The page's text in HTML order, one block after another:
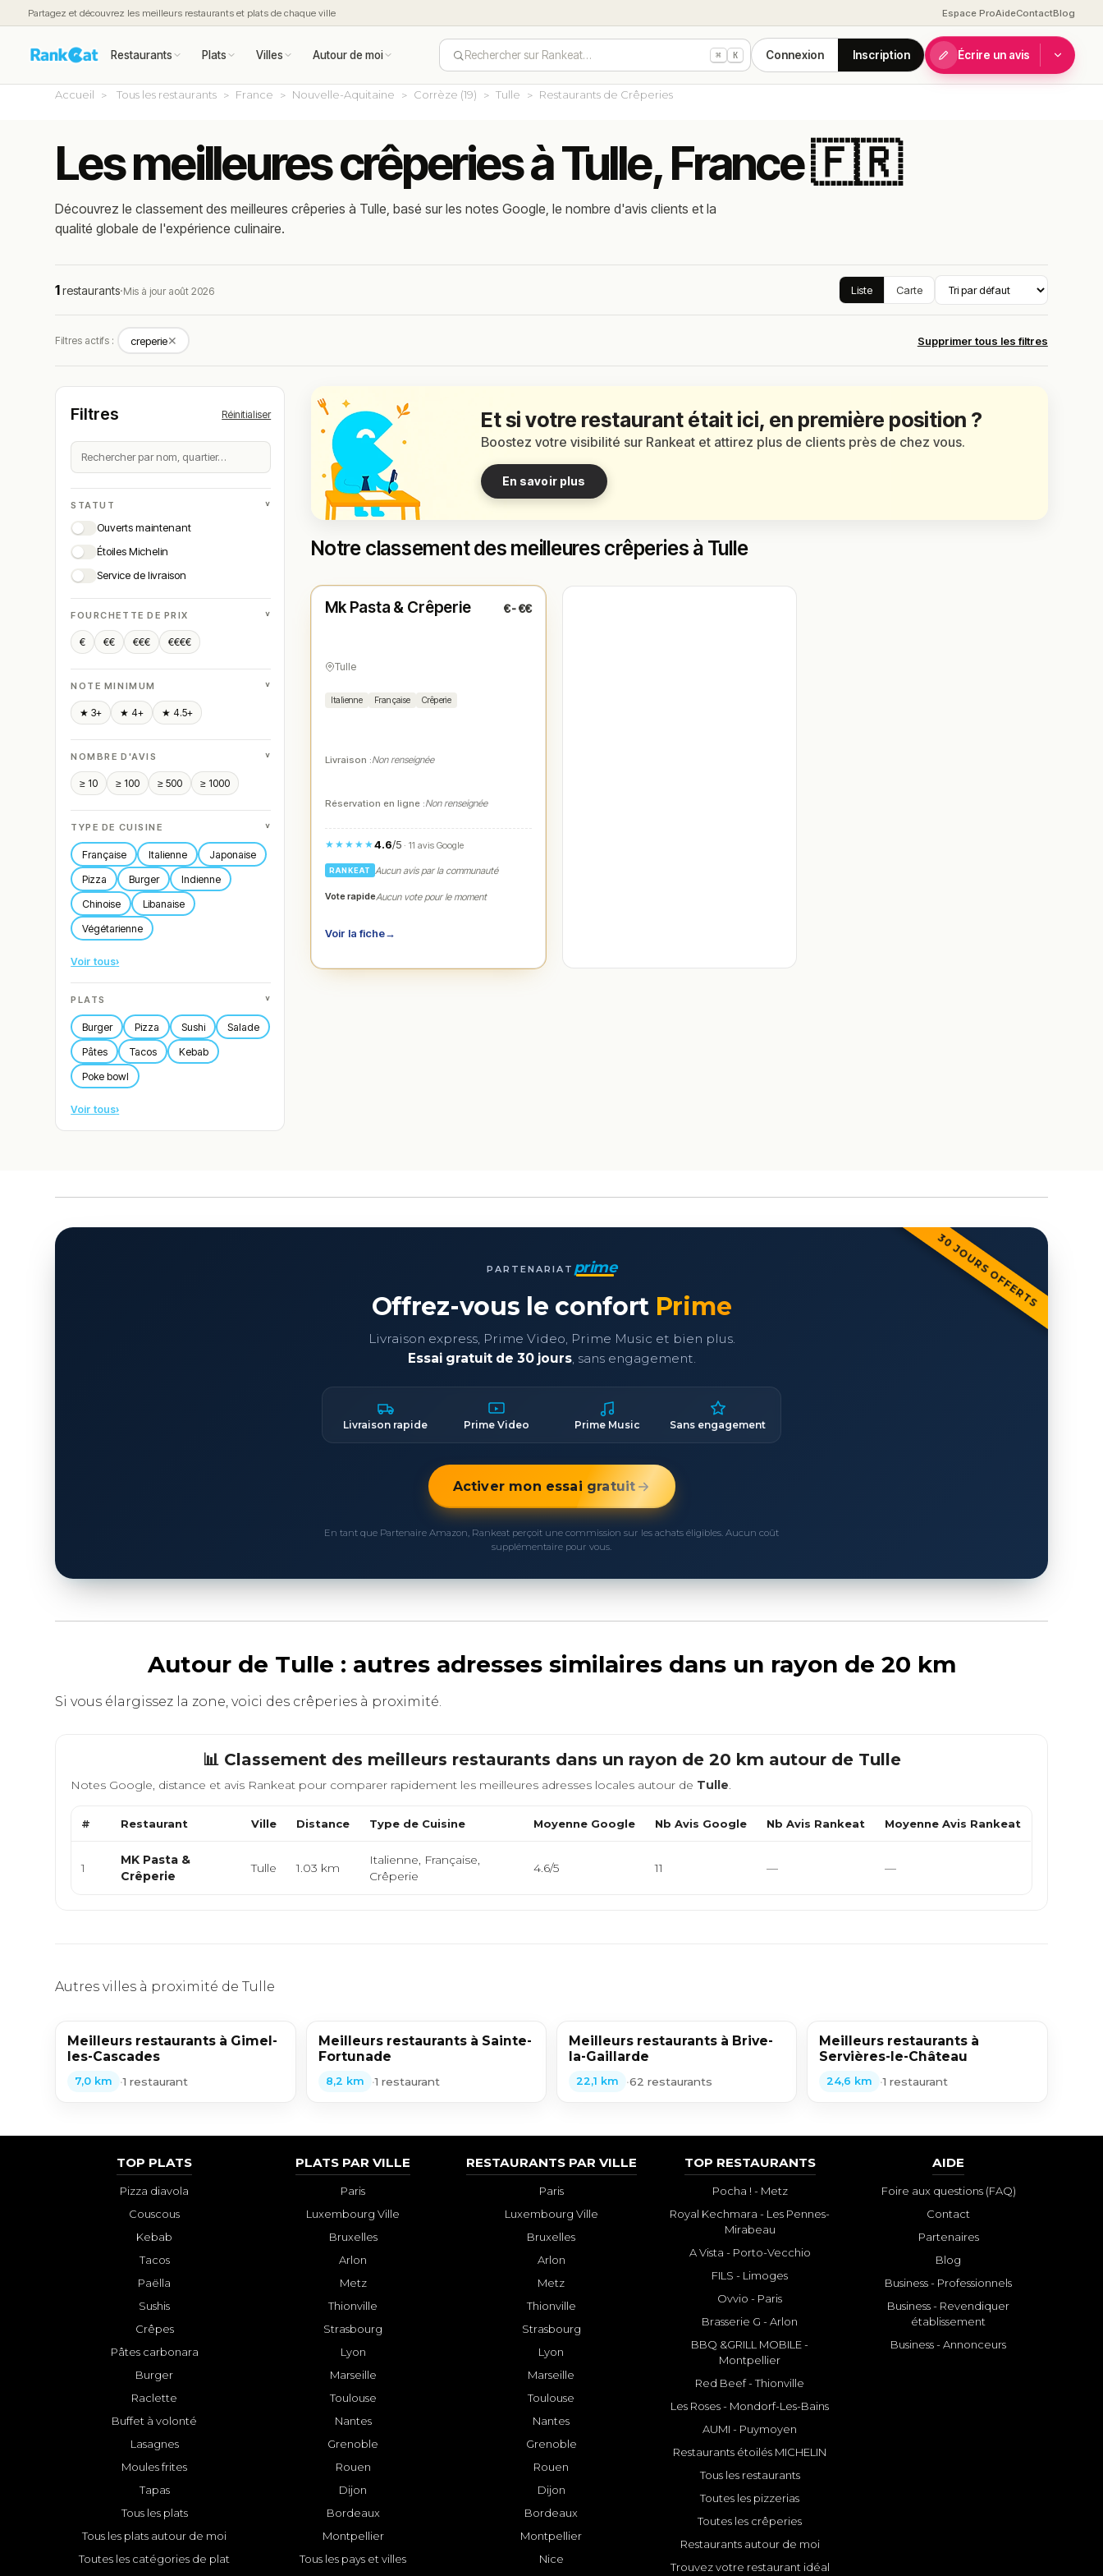
Partagez et découvrez les meilleurs restaurants et plats de chaque ville Espace ProAideContactBlog
Restaurants Plats Villes Autour de moi Rechercher sur Rankeat… ⌘ K Connexion Inscription Écrire un avis
Accueil Tous les restaurants France Nouvelle-Aquitaine Corrèze (19) Tulle Restaurants de Crêperies
Les meilleures crêperies à Tulle, France 🇫🇷
Découvrez le classement des meilleures crêperies à Tulle, basé sur les notes Google, le nombre d'avis clients et la
qualité globale de l'expérience culinaire.
1restaurants·Mis à jour août 2026 Liste Carte
Filtres actifs : creperie✕ Supprimer tous les filtres
Filtres Réinitialiser
STATUT ˅
Ouverts maintenant
Étoiles Michelin
Service de livraison
FOURCHETTE DE PRIX ˅
€ €€ €€€ €€€€
NOTE MINIMUM ˅
★ 3+ ★ 4+ ★ 4.5+
NOMBRE D'AVIS ˅
≥ 10 ≥ 100 ≥ 500 ≥ 1000
TYPE DE CUISINE ˅
Française Italienne
Japonaise
Pizza
Burger
Indienne
Chinoise
Libanaise
Végétarienne
Voir tous›
PLATS ˅
Burger Pizza Sushi
Salade
Pâtes
Tacos
Kebab
Poke bowl
Voir tous›
Et si votre restaurant était ici, en première position ?
Boostez votre visibilité sur Rankeat et attirez plus de clients près de chez vous.
En savoir plus
Notre classement des meilleures crêperies à Tulle
★ N° 1
Mk Pasta & Crêperie €-€€
Tulle
Italienne Française Crêperie
Livraison :Non renseignée
Réservation en ligne :Non renseignée
★★★★★4.6/5· 11 avis Google
RANKEAT Aucun avis par la communauté
Vote rapideAucun vote pour le moment
Voir la fiche→
30 JOURS OFFERTS
PARTENARIAT prime
Offrez-vous le confort Prime
Livraison express, Prime Video, Prime Music et bien plus.
Essai gratuit de 30 jours, sans engagement.
Livraison rapide Prime Video Prime Music Sans engagement
Activer mon essai gratuit
En tant que Partenaire Amazon, Rankeat perçoit une commission sur les achats éligibles. Aucun coût
supplémentaire pour vous.
Autour de Tulle : autres adresses similaires dans un rayon de 20 km
Si vous élargissez la zone, voici des crêperies à proximité.
📊 Classement des meilleurs restaurants dans un rayon de 20 km autour de Tulle
Notes Google, distance et avis Rankeat pour comparer rapidement les meilleures adresses locales autour de Tulle.
# Restaurant Ville Distance Type de Cuisine Moyenne Google Nb Avis Google Nb Avis Rankeat Moyenne Avis Rankeat
1
MK Pasta &
Crêperie
Tulle 1.03 km
Italienne, Française,
Crêperie
4.6/5 11 — —
Autres villes à proximité de Tulle
Meilleurs restaurants à Gimel-
les-Cascades
7,0 km •1 restaurant
Meilleurs restaurants à Sainte-
Fortunade
8,2 km •1 restaurant
Meilleurs restaurants à Brive-
la-Gaillarde
22,1 km •62 restaurants
Meilleurs restaurants à
Servières-le-Château
24,6 km •1 restaurant
TOP PLATS
Pizza diavola
Couscous
Kebab
Tacos
Paëlla
Sushis
Crêpes
Pâtes carbonara
Burger
Raclette
Buffet à volonté
Lasagnes
Moules frites
Tapas
Tous les plats
Tous les plats autour de moi
Toutes les catégories de plat
PLATS PAR VILLE
Paris
Luxembourg Ville
Bruxelles
Arlon
Metz
Thionville
Strasbourg
Lyon
Marseille
Toulouse
Nantes
Grenoble
Rouen
Dijon
Bordeaux
Montpellier
Tous les pays et villes
RESTAURANTS PAR VILLE
Paris
Luxembourg Ville
Bruxelles
Arlon
Metz
Thionville
Strasbourg
Lyon
Marseille
Toulouse
Nantes
Grenoble
Rouen
Dijon
Bordeaux
Montpellier
Nice
TOP RESTAURANTS
Pocha ! - Metz
Royal Kechmara - Les Pennes-
Mirabeau
A Vista - Porto-Vecchio
FILS - Limoges
Ovvio - Paris
Brasserie G - Arlon
BBQ &GRILL MOBILE -
Montpellier
Red Beef - Thionville
Les Roses - Mondorf-Les-Bains
AUMI - Puymoyen
Restaurants étoilés MICHELIN
Tous les restaurants
Toutes les pizzerias
Toutes les crêperies
Restaurants autour de moi
Trouvez votre restaurant idéal
AIDE
Foire aux questions (FAQ)
Contact
Partenaires
Blog
Business - Professionnels
Business - Revendiquer
établissement
Business - Annonceurs